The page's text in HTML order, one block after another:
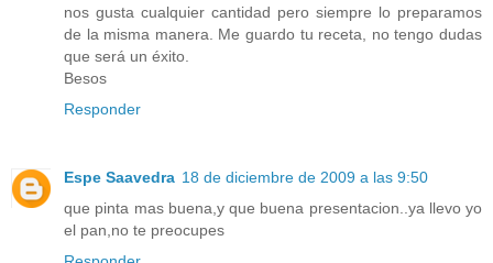
nos gusta cualquier cantidad pero siempre lo preparamos
de la misma manera. Me guardo tu receta, no tengo dudas
que será un éxito.
Besos
Responder
Espe Saavedra 18 de diciembre de 2009 a las 9:50
que pinta mas buena,y que buena presentacion..ya llevo yo
el pan,no te preocupes